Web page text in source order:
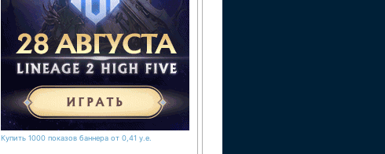
Купить 1000 показов баннера от 0,41 у.е.